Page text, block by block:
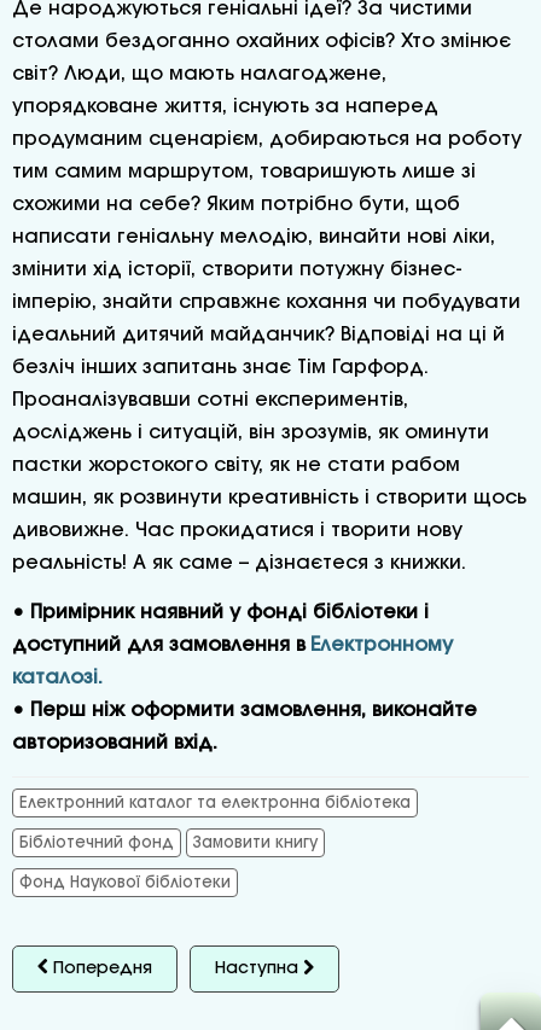
Де народжуються геніальні ідеї? За чистими
столами бездоганно охайних офісів? Хто змінює
світ? Люди, що мають налагоджене,
упорядковане життя, існують за наперед
продуманим сценарієм, добираються на роботу
тим самим маршрутом, товаришують лише зі
схожими на себе? Яким потрібно бути, щоб
написати геніальну мелодію, винайти нові ліки,
змінити хід історії, створити потужну бізнес-
імперію, знайти справжнє кохання чи побудувати
ідеальний дитячий майданчик? Відповіді на ці й
безліч інших запитань знає Тім Гарфорд.
Проаналізувавши сотні експериментів,
досліджень і ситуацій, він зрозумів, як оминути
пастки жорстокого світу, як не стати рабом
машин, як розвинути креативність і створити щось
дивовижне. Час прокидатися і творити нову
реальність! А як саме – дізнаєтеся з книжки.
• Примірник наявний у фонді бібліотеки і
доступний для замовлення в Електронному
каталозі.
• Перш ніж оформити замовлення, виконайте
авторизований вхід.
Електронний каталог та електронна бібліотека
Бібліотечний фонд Замовити книгу
Фонд Наукової бібліотеки
Попередня Наступна